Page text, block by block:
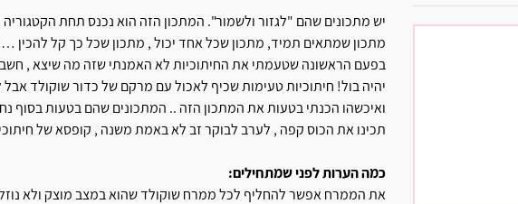
יש מתכונים שהם "לגזור ולשמור". המתכון הזה הוא נכנס תחת
מתכון שמתאים תמיד, מתכון שכל אחד יכול , מתכון שכל כך קל להכין
בפעם הראשונה שטעמתי את החיתוכיות לא האמנתי שזה מה שיצא ,
יהיה בול! חיתוכיות טעימות שכיף לאכול עם מרקם של כדור שוקולד אבל
ואיכשהו הכנתי בטעות את המתכון הזה .. המתכונים שהם בטעות בסוף
תכינו את הכוס קפה , לערב לבוקר זב לא באמת משנה , קופסא של
כמה הערות לפני שמתחילים:
את הממרח אפשר להחליף לכל ממרח שוקולד שהוא במצב מוצק ולא